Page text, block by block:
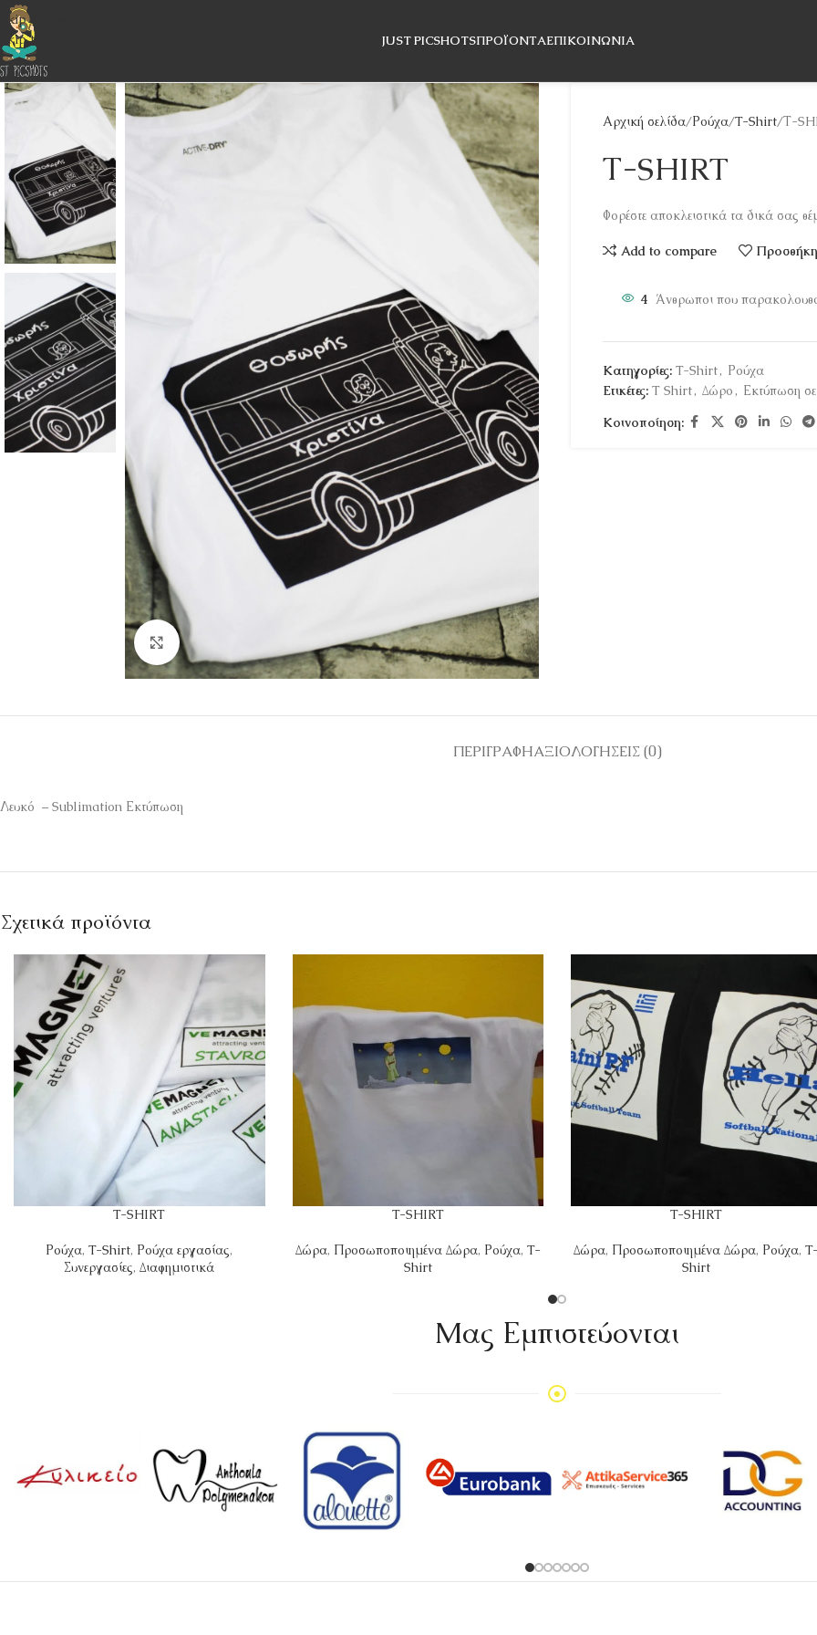
Skip to navigation
Skip to main content
JUST PICSHOTSΠΡΟΪΌΝΤΑΕΠΙΚΟΙΝΩΝΊΑ
Κάντε κλικ για μεγέθυνση
Αρχική σελίδα Ρούχα T-Shirt Τ-
Τ-SHIRT
Φορέστε αποκλειστικά τα δικά σας
Add to compare Προσθήκη
4 Άνθρωποι που
Κατηγορίες: T-Shirt, Ρούχα
Ετικέτες: T Shirt, Δώρο , Εκτύπωση
Κοινοποίηση:
ΠΕΡΙΓΡΑΦΉΑΞΙΟΛΟΓΉΣΕΙΣ (0)
Λευκό – Sublimation Εκτύπωση
Σχετικά προϊόντα
T-SHIRT
Ρούχα,T-Shirt, Ρούχα εργασίας,
Συνεργασίες,Διαφημιστικά
T-SHIRT
Δώρα, Προσωποποιημένα Δώρα, Ρούχα, T-
Shirt
T-SHIRT
Δώρα, Προσωποποιημένα Δώρα, Ρούχα,T-
Shirt
Mας Εμπιστεύονται